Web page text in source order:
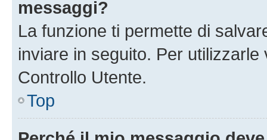
messaggi?
La funzione ti permette di
inviare in seguito. Per utilizzarle
Controllo Utente.
Top